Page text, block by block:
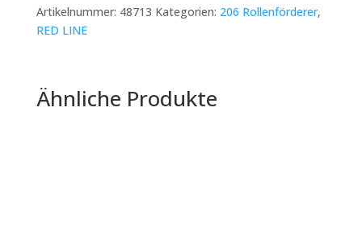
Artikelnummer: 48713 Kategorien: 206 Rollenförderer,
RED LINE
Ähnliche Produkte